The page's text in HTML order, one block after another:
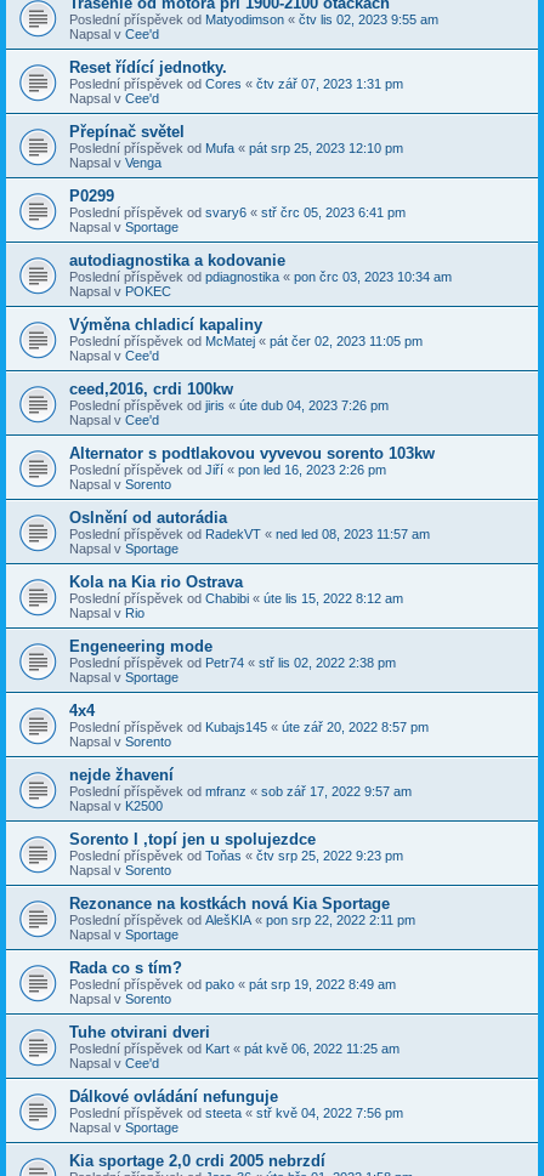
Poslední příspěvek od Matyodimson « čtv lis 02, 2023 9:55 am
Napsal v Cee'd
Reset řídící jednotky.
Poslední příspěvek od Cores « čtv zář 07, 2023 1:31 pm
Napsal v Cee'd
Přepínač světel
Poslední příspěvek od Mufa « pát srp 25, 2023 12:10 pm
Napsal v Venga
P0299
Poslední příspěvek od svary6 « stř črc 05, 2023 6:41 pm
Napsal v Sportage
autodiagnostika a kodovanie
Poslední příspěvek od pdiagnostika « pon črc 03, 2023 10:34 am
Napsal v POKEC
Výměna chladicí kapaliny
Poslední příspěvek od McMatej « pát čer 02, 2023 11:05 pm
Napsal v Cee'd
ceed,2016, crdi 100kw
Poslední příspěvek od jiris « úte dub 04, 2023 7:26 pm
Napsal v Cee'd
Alternator s podtlakovou vyvevou sorento 103kw
Poslední příspěvek od Jiří « pon led 16, 2023 2:26 pm
Napsal v Sorento
Oslnění od autorádia
Poslední příspěvek od RadekVT « ned led 08, 2023 11:57 am
Napsal v Sportage
Kola na Kia rio Ostrava
Poslední příspěvek od Chabibi « úte lis 15, 2022 8:12 am
Napsal v Rio
Engeneering mode
Poslední příspěvek od Petr74 « stř lis 02, 2022 2:38 pm
Napsal v Sportage
4x4
Poslední příspěvek od Kubajs145 « úte zář 20, 2022 8:57 pm
Napsal v Sorento
nejde žhavení
Poslední příspěvek od mfranz « sob zář 17, 2022 9:57 am
Napsal v K2500
Sorento I ,topí jen u spolujezdce
Poslední příspěvek od Toňas « čtv srp 25, 2022 9:23 pm
Napsal v Sorento
Rezonance na kostkách nová Kia Sportage
Poslední příspěvek od AlešKIA « pon srp 22, 2022 2:11 pm
Napsal v Sportage
Rada co s tím?
Poslední příspěvek od pako « pát srp 19, 2022 8:49 am
Napsal v Sorento
Tuhe otvirani dveri
Poslední příspěvek od Kart « pát kvě 06, 2022 11:25 am
Napsal v Cee'd
Dálkové ovládání nefunguje
Poslední příspěvek od steeta « stř kvě 04, 2022 7:56 pm
Napsal v Sportage
Kia sportage 2,0 crdi 2005 nebrzdí